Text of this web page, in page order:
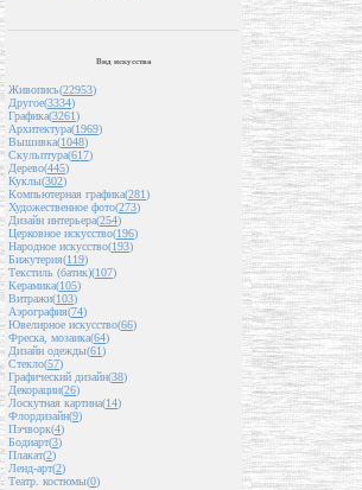
Вид искусства
Живопись(22953)
Другое(3334)
Графика(3261)
Архитектура(1969)
Вышивка(1048)
Скульптура(617)
Дерево(445)
Куклы(302)
Компьютерная графика(281)
Художественное фото(273)
Дизайн интерьера(254)
Церковное искусство(196)
Народное искусство(193)
Бижутерия(119)
Текстиль (батик)(107)
Керамика(105)
Витражи(103)
Аэрография(74)
Ювелирное искусство(66)
Фреска, мозаика(64)
Дизайн одежды(61)
Стекло(57)
Графический дизайн(38)
Декорации(26)
Лоскутная картина(14)
Флордизайн(9)
Пэчворк(4)
Бодиарт(3)
Плакат(2)
Ленд-арт(2)
Театр. костюмы(0)